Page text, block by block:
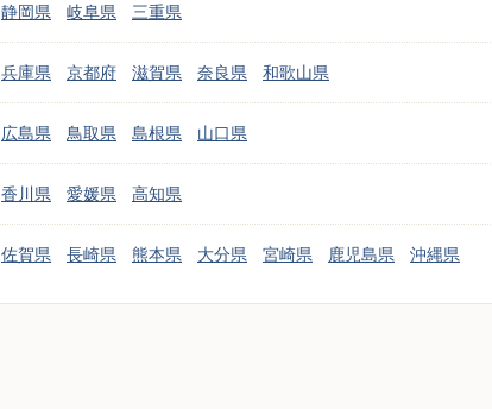
静岡県 岐阜県 三重県
兵庫県 京都府 滋賀県 奈良県 和歌山県
広島県 鳥取県 島根県 山口県
香川県 愛媛県 高知県
佐賀県 長崎県 熊本県 大分県 宮崎県 鹿児島県 沖縄県